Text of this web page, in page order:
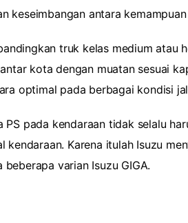
keseimbangan antara
truk kelas medium
kota dengan muatan sesuai
optimal pada berbagai kondisi
pada kendaraan tidak selalu
Karena itulah Isuzu
varian Isuzu GIGA.